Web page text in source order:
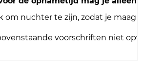
om nuchter te zijn, zodat je maag
voorschriften niet